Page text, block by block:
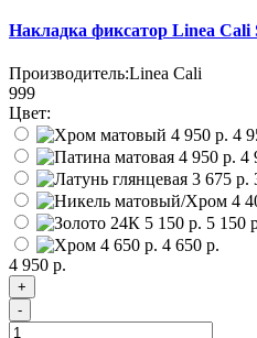
Накладка фиксатор Linea Cali
Производитель:Linea Cali
999
Цвет:
4
4
5 150
4 650 р.
4 950 р.
+
-